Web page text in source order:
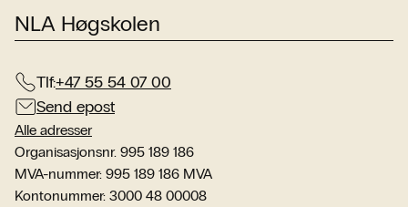
NLA Høgskolen
Tlf:+47 55 54 07 00
Send epost
Alle adresser
Organisasjonsnr. 995 189 186
MVA-nummer: 995 189 186 MVA
Kontonummer: 3000 48 00008